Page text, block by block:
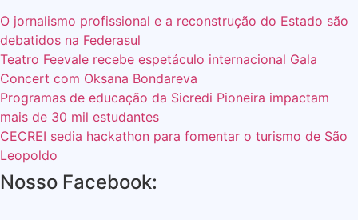
O jornalismo profissional e a reconstrução do Estado são
debatidos na Federasul
Teatro Feevale recebe espetáculo internacional Gala
Concert com Oksana Bondareva
Programas de educação da Sicredi Pioneira impactam
mais de 30 mil estudantes
CECREI sedia hackathon para fomentar o turismo de São
Leopoldo
Nosso Facebook: